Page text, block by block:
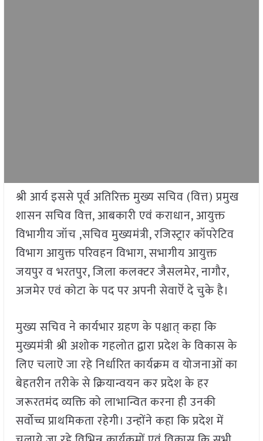
श्री आर्य इससे पूर्व अतिरिक्त मुख्य सचिव (वित्त) प्रमुख
शासन सचिव वित्त, आबकारी एवं कराधान, आयुक्त
विभागीय जॉच ,सचिव मुख्यमंत्री, रजिस्ट्रार कॉपरेटिव
विभाग आयुक्त परिवहन विभाग, सभागीय आयुक्त
जयपुर व भरतपुर, जिला कलक्टर जैसलमेर, नागौर,
अजमेर एवं कोटा के पद पर अपनी सेवाऎं दे चुके है।
मुख्य सचिव ने कार्यभार ग्रहण के पश्चात् कहा कि
मुख्यमंत्री श्री अशोक गहलोत द्वारा प्रदेश के विकास के
लिए चलाऎ जा रहे निर्धारित कार्यक्रम व योजनाओं का
बेहतरीन तरीके से क्रियान्वयन कर प्रदेश के हर
जरूरतमंद व्यक्ति को लाभान्वित करना ही उनकी
सर्वोच्च प्राथमिकता रहेगी। उन्होंने कहा कि प्रदेश में